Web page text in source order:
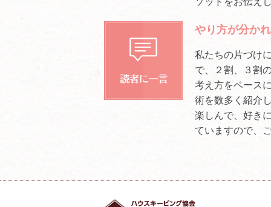
やり方が分か
私たちの片づけ
で、２割、３割
考え方をベース
術を数多く紹介
楽しんで、好き
ていますので、